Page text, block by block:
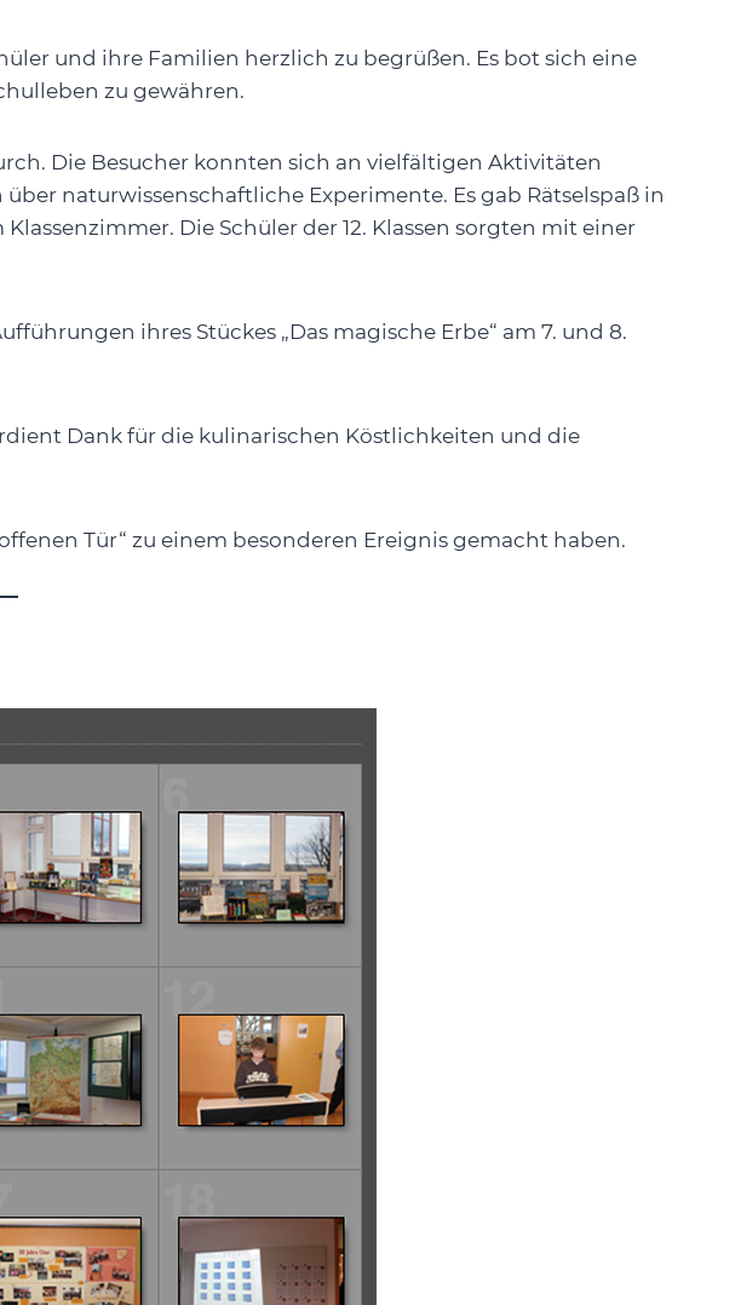
und ihre Familien herzlich zu begrüßen. Es bot sich eine
zu gewähren.
Die Besucher konnten sich an vielfältigen Aktivitäten
naturwissenschaftliche Experimente. Es gab Rätselspaß in
Die Schüler der 12. Klassen sorgten mit einer
ihres Stückes „Das magische Erbe“ am 7. und 8.
Dank für die kulinarischen Köstlichkeiten und die
Tür“ zu einem besonderen Ereignis gemacht haben.